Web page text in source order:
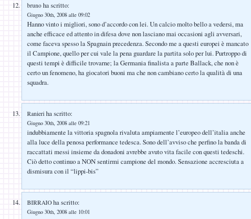
bruno ha scritto:
Giugno 30th, 2008 alle 09:02
Hanno vinto i migliori, sono d’accordo con lei. Un calcio molto bello a vedersi, ma
anche efficace ed attento in difesa dove non lasciano mai occasioni agli avversari,
come faceva spesso la Spagnain precedenza. Secondo me a questi europei è mancato
il Campione, quello per cui vale la pena guardare la partita solo per lui. Purtroppo di
questi tempi è difficile trovarne; la Germania finalista a parte Ballack, che non è
certo un fenomeno, ha giocatori buoni ma che non cambiano certo la qualità di una
squadra.
Ranieri ha scritto:
Giugno 30th, 2008 alle 09:21
indubbiamente la vittoria spagnola rivaluta ampiamente l’europeo dell’italia anche
alla luce della penosa performance tedesca. Sono dell’avviso che perfino la banda di
raccattati messi insieme da donadoni avrebbe avuto vita facile con questi tedeschi.
Ciò detto continuo a NON sentirmi campione del mondo. Sensazione accresciuta a
dismisura con il “lippi-bis”
BIRRAIO ha scritto:
Giugno 30th, 2008 alle 10:01